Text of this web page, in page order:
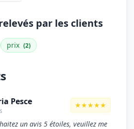
par les clients
prix (2)
Pesce ★★★★★
un avis 5 étoiles, veuillez me